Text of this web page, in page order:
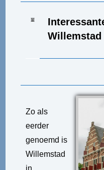
Willemstad
Zo als
eerder
genoemd is
Willemstad
in